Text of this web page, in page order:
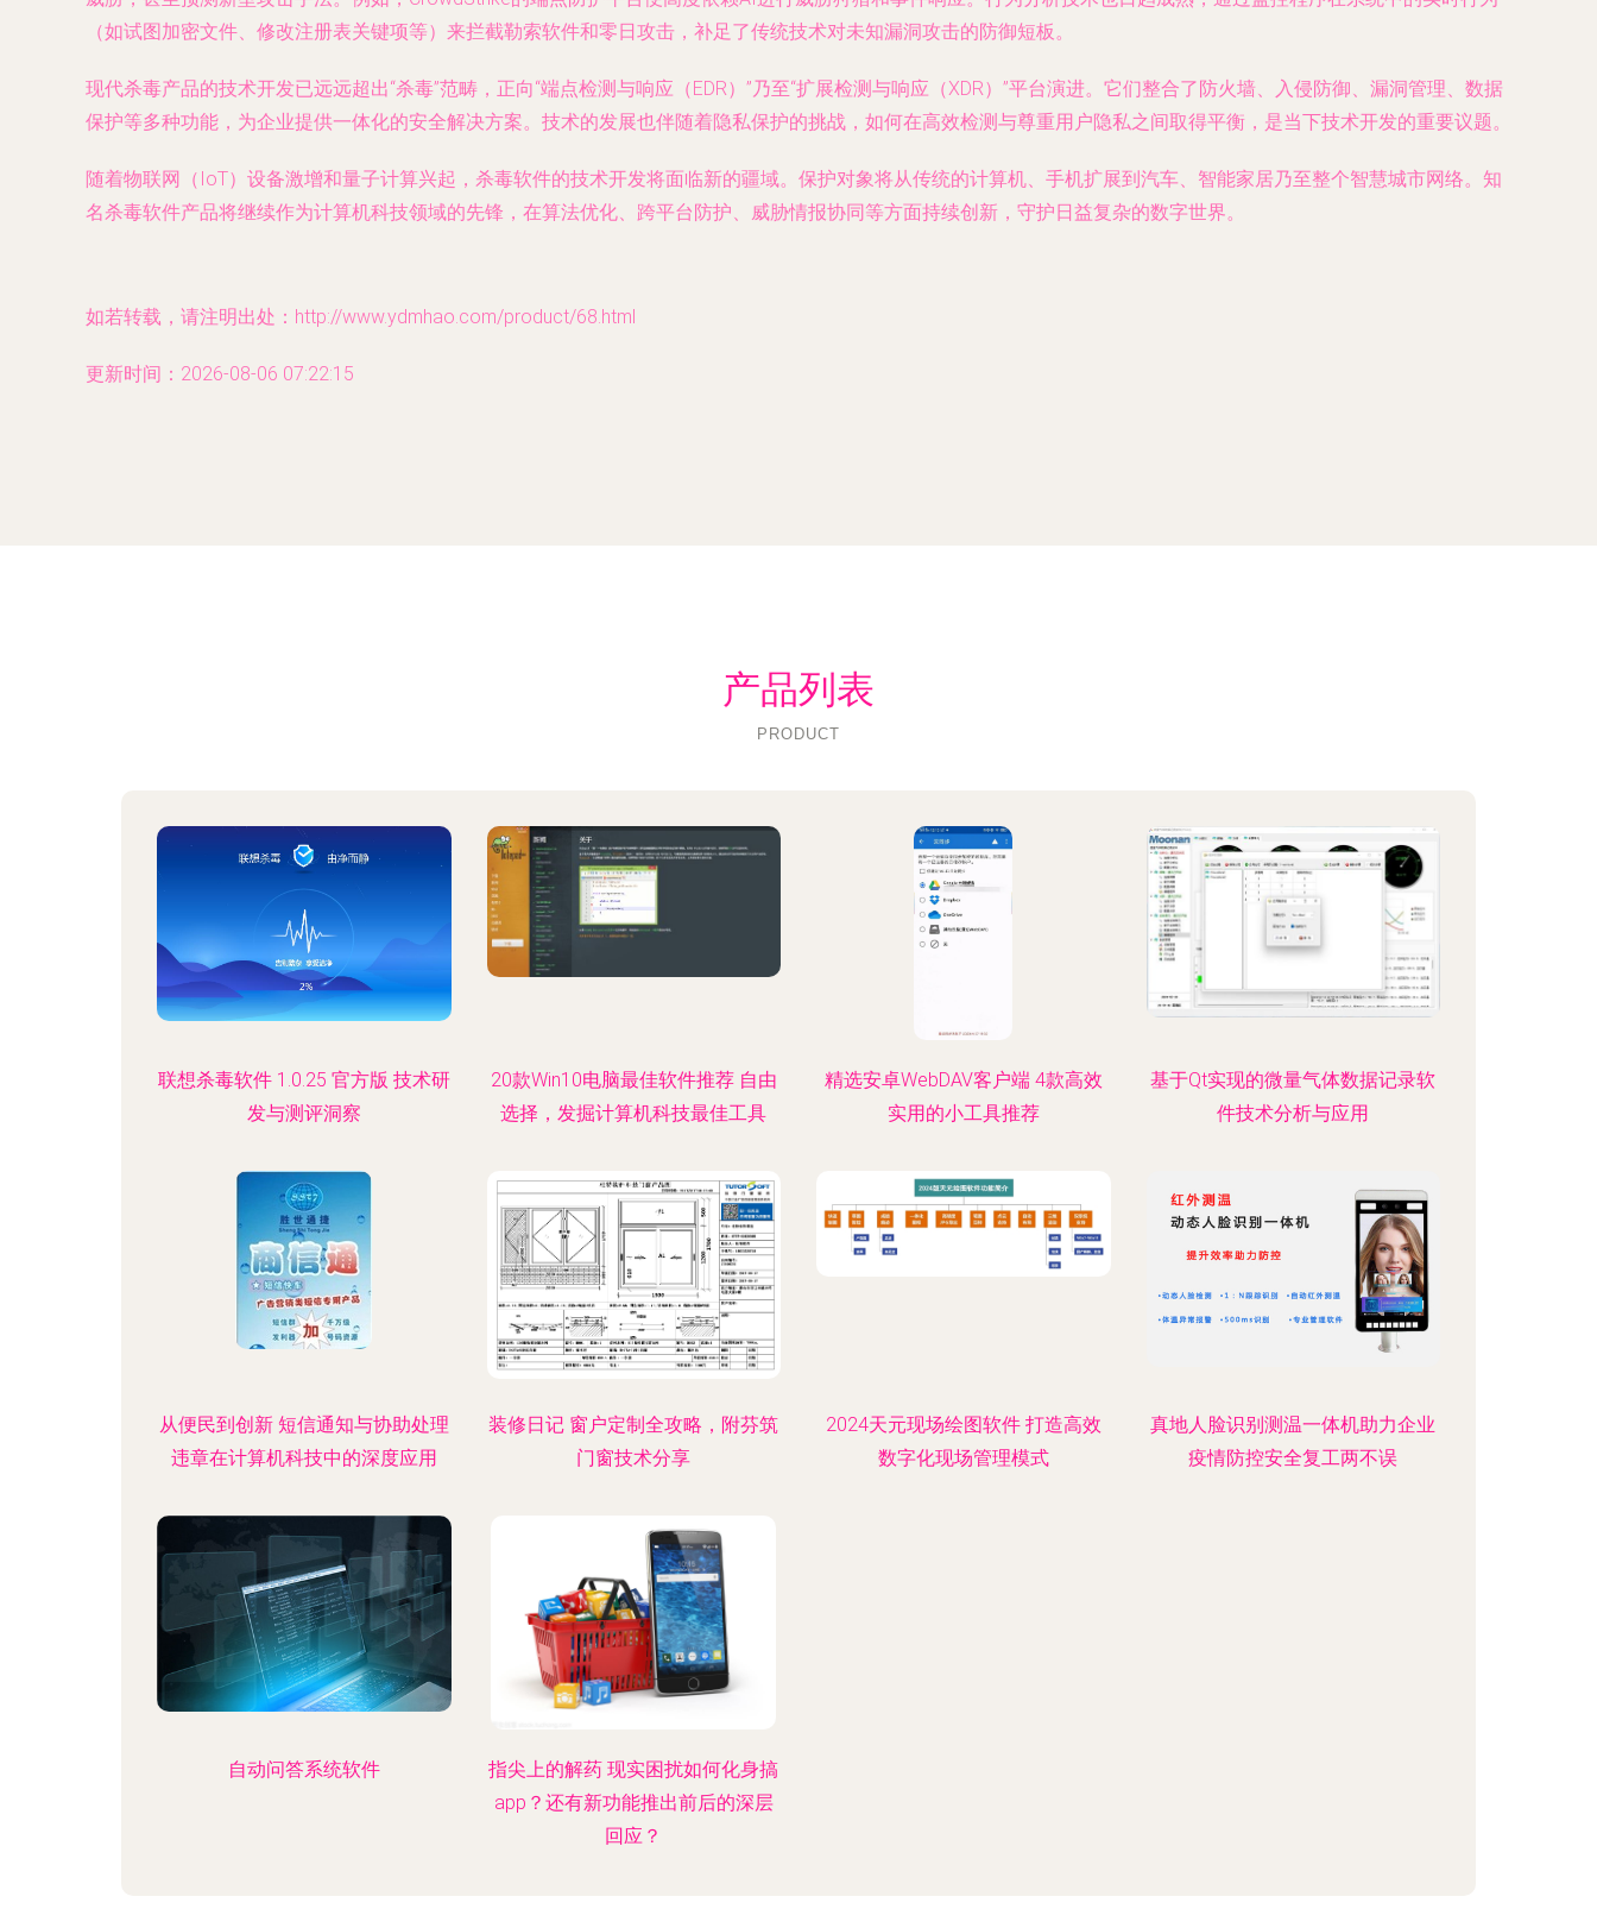
（如试图加密文件、修改注册表关键项等）来拦截勒索软件和零日攻击，补足了传统技术对未知漏洞攻击的防御短板。
现代杀毒产品的技术开发已远远超出“杀毒”范畴，正向“端点检测与响应（EDR）”乃至“扩展检测与响应（XDR）”平台演进。它们整合了防火墙、入侵防御、漏洞管理、数据
保护等多种功能，为企业提供一体化的安全解决方案。技术的发展也伴随着隐私保护的挑战，如何在高效检测与尊重用户隐私之间取得平衡，是当下技术开发的重要议题。
随着物联网（IoT）设备激增和量子计算兴起，杀毒软件的技术开发将面临新的疆域。保护对象将从传统的计算机、手机扩展到汽车、智能家居乃至整个智慧城市网络。知
名杀毒软件产品将继续作为计算机科技领域的先锋，在算法优化、跨平台防护、威胁情报协同等方面持续创新，守护日益复杂的数字世界。
如若转载，请注明出处：http://www.ydmhao.com/product/68.html
更新时间：2026-08-06 07:22:15
产品列表
PRODUCT
联想杀毒软件 1.0.25 官方版 技术研
发与测评洞察
20款Win10电脑最佳软件推荐 自由
选择，发掘计算机科技最佳工具
精选安卓WebDAV客户端 4款高效
实用的小工具推荐
基于Qt实现的微量气体数据记录软
件技术分析与应用
从便民到创新 短信通知与协助处理
违章在计算机科技中的深度应用
装修日记 窗户定制全攻略，附芬筑
门窗技术分享
2024天元现场绘图软件 打造高效
数字化现场管理模式
真地人脸识别测温一体机助力企业
疫情防控安全复工两不误
自动问答系统软件
指尖上的解药 现实困扰如何化身搞
app？还有新功能推出前后的深层
回应？